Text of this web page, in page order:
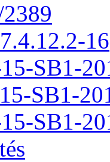
16
SB1-
SB1-
SB1-